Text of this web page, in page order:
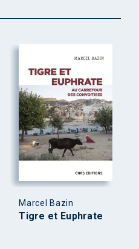
Marcel Bazin
Tigre et Euphrate